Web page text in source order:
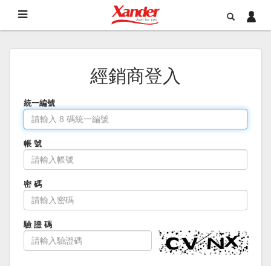
經銷商登入
統一編號
帳 號
密 碼
驗 證 碼